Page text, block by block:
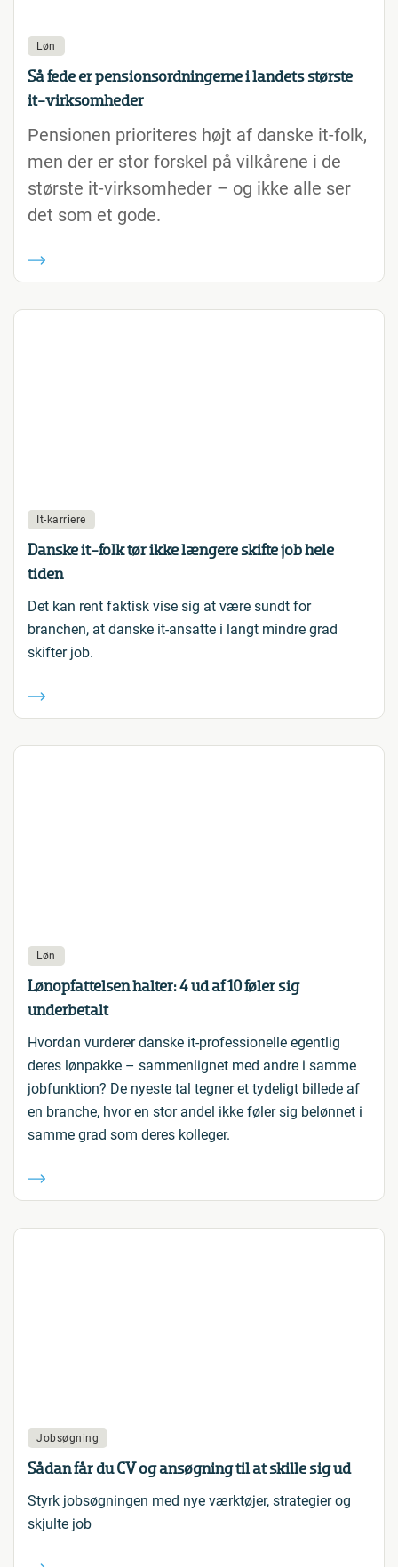
Løn
Så fede er pensionsordningerne i landets største
it-virksomheder
Pensionen prioriteres højt af danske it-folk,
men der er stor forskel på vilkårene i de
største it-virksomheder – og ikke alle ser
det som et gode.
It-karriere
Danske it-folk tør ikke længere skifte job hele
tiden
Det kan rent faktisk vise sig at være sundt for
branchen, at danske it-ansatte i langt mindre grad
skifter job.
Løn
Lønopfattelsen halter: 4 ud af 10 føler sig
underbetalt
Hvordan vurderer danske it-professionelle egentlig
deres lønpakke – sammenlignet med andre i samme
jobfunktion? De nyeste tal tegner et tydeligt billede af
en branche, hvor en stor andel ikke føler sig belønnet i
samme grad som deres kolleger.
Jobsøgning
Sådan får du CV og ansøgning til at skille sig ud
Styrk jobsøgningen med nye værktøjer, strategier og
skjulte job